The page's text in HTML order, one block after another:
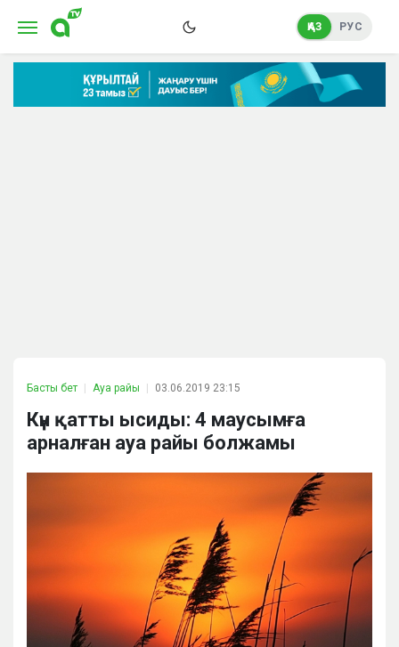
ҚАЗ РУС
Басты бет Ауа райы 03.06.2019 23:15
Күн қатты ысиды: 4 маусымға
арналған ауа райы болжамы